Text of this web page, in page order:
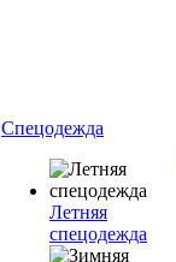
Спецодежда
Летняя
спецодежда